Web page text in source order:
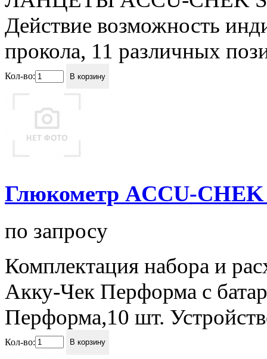
Действие возможность
прокола, 11 различных
Кол-во: В корзину
Глюкометр ACCU-
по запросу
Комплектация набора и
Акку-Чек Перформа с
Перформа,10 шт.
Кол-во: В корзину